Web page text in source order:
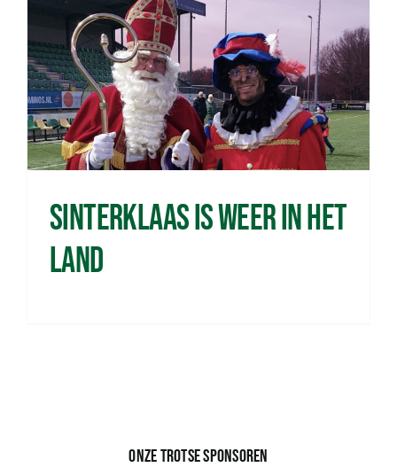
Sinterklaas is weer in het
land
Onze trotse sponsoren